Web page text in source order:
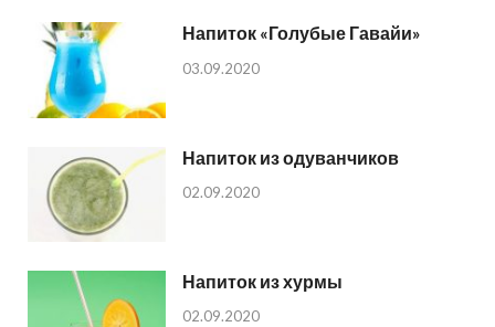
Напиток «Голубые Гавайи»
03.09.2020
Напиток из одуванчиков
02.09.2020
Напиток из хурмы
02.09.2020